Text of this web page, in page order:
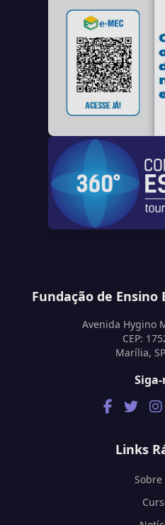
Fundação de
Avenida Hygino
CEP:
Marília,
Links
Sobre